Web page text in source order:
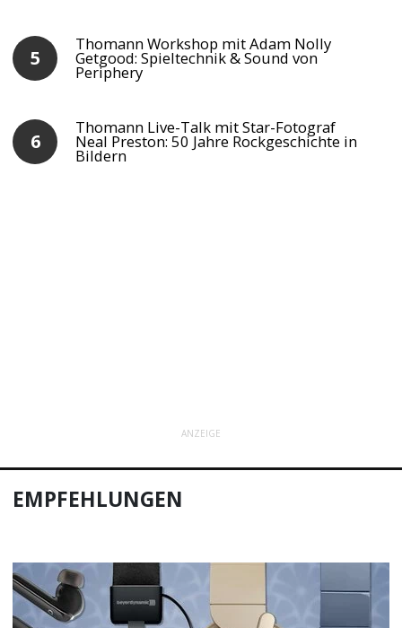
Thomann Workshop mit Adam Nolly
Getgood: Spieltechnik & Sound von
Periphery
Thomann Live-Talk mit Star-Fotograf
Neal Preston: 50 Jahre Rockgeschichte in
Bildern
ANZEIGE
EMPFEHLUNGEN